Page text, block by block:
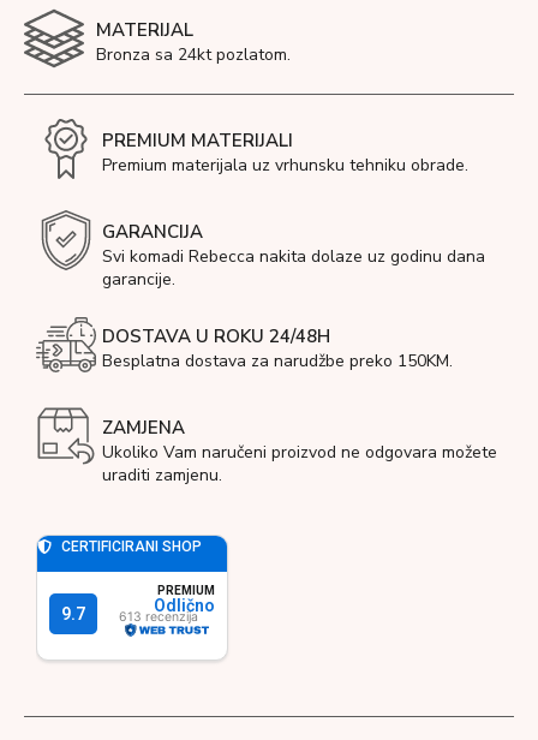
MATERIJAL
Bronza sa 24kt pozlatom.
PREMIUM MATERIJALI
Premium materijala uz vrhunsku tehniku obrade.
GARANCIJA
Svi komadi Rebecca nakita dolaze uz godinu dana
garancije.
DOSTAVA U ROKU 24/48H
Besplatna dostava za narudžbe preko 150KM.
ZAMJENA
Ukoliko Vam naručeni proizvod ne odgovara možete
uraditi zamjenu.